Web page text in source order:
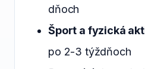
dňoch
Šport a fyzická
po 2-3 týždňoch